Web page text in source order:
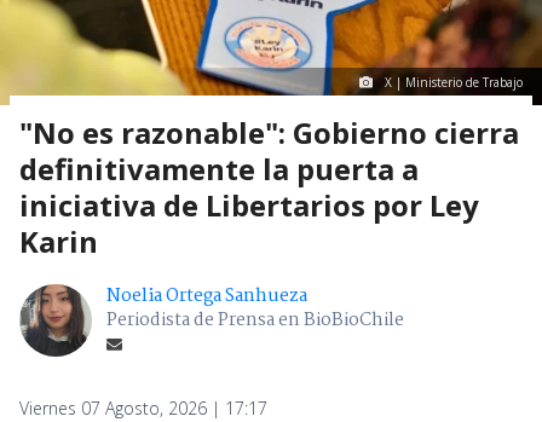
X | Ministerio de Trabajo
"No es razonable": Gobierno cierra
definitivamente la puerta a
iniciativa de Libertarios por Ley
Karin
Noelia Ortega Sanhueza
Periodista de Prensa en BioBioChile
Viernes 07 Agosto, 2026 | 17:17